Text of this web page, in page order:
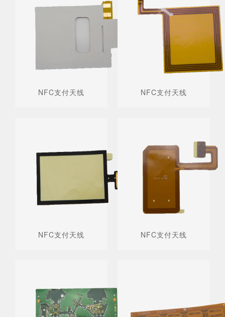
NFC支付天线 NFC支付天线
NFC支付天线 NFC支付天线